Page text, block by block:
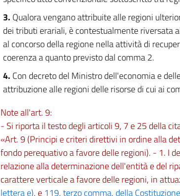
3. Qualora vengano attribuite alle regioni
dei tributi erariali, è contestualmente riversata
al concorso della regione nella attività di
coerenza a quanto previsto dal comma 2.
4. Con decreto del Ministro dell'economia e
attribuzione alle regioni delle risorse di cui ai
Note all'art. 9:
- Si riporta il testo degli articoli 9, 7 e 25 della
«Art. 9 (Principi e criteri direttivi in ordine alla
fondo perequativo a favore delle regioni). - 1. I
relazione alla determinazione dell'entità e del
carattere verticale a favore delle regioni, in
lettera e), e 119, terzo comma, della Costituzione